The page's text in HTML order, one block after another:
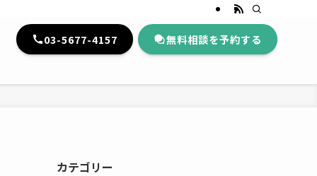
03-5677-4157 無料相談を予約する
カテゴリー